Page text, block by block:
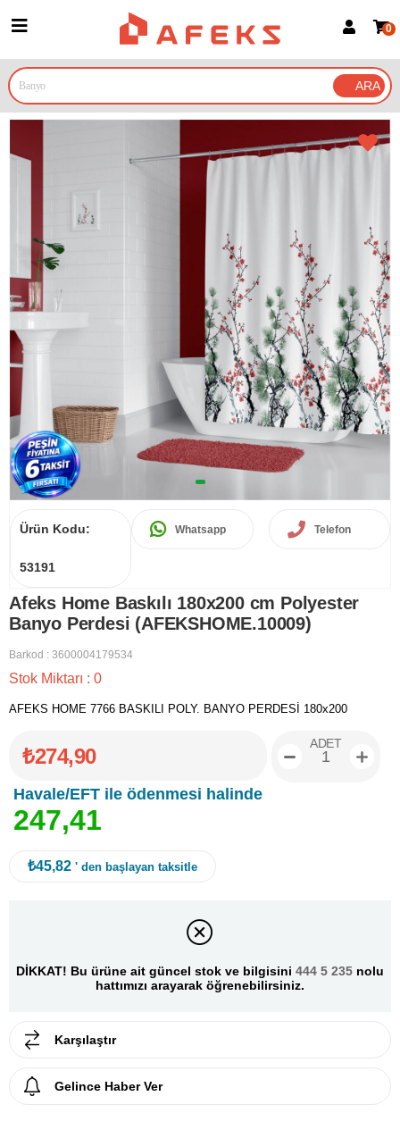
Google İle Bağlan
0
Ürün Kodu:
53191
Whatsapp Telefon
Afeks Home Baskılı 180x200 cm Polyester
Banyo Perdesi (AFEKSHOME.10009)
Barkod : 3600004179534
Stok Miktarı : 0
AFEKS HOME 7766 BASKILI POLY. BANYO PERDESİ 180x200
₺274,90
Havale/EFT ile ödenmesi halinde
247,41
ADET
₺45,82 ' den başlayan taksitle
DİKKAT! Bu ürüne ait güncel stok ve bilgisini 444 5 235 nolu
hattımızı arayarak öğrenebilirsiniz.
Karşılaştır
Gelince Haber Ver